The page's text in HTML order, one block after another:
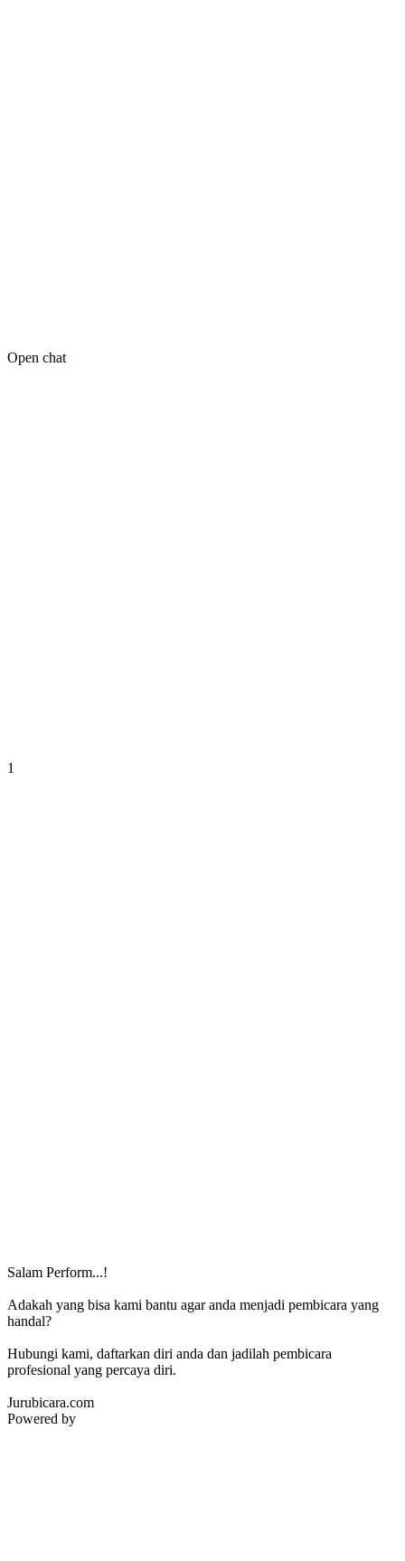
Open chat
1
Salam Perform...!
Adakah yang bisa kami bantu agar anda menjadi pembicara yang
handal?
Hubungi kami, daftarkan diri anda dan jadilah pembicara
profesional yang percaya diri.
Jurubicara.com
Powered by